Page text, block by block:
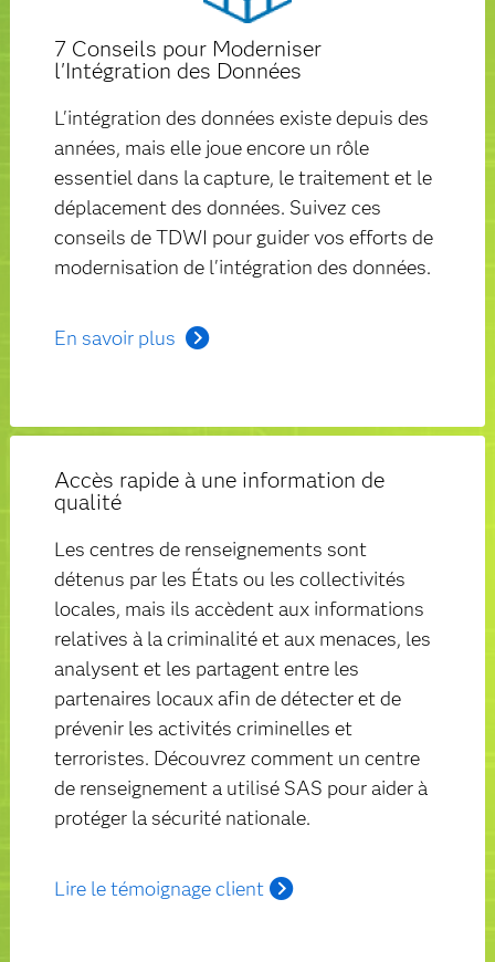
7 Conseils pour Moderniser
l'Intégration des Données
L'intégration des données existe depuis des
années, mais elle joue encore un rôle
essentiel dans la capture, le traitement et le
déplacement des données. Suivez ces
conseils de TDWI pour guider vos efforts de
modernisation de l'intégration des données.
En savoir plus
Accès rapide à une information de
qualité
Les centres de renseignements sont
détenus par les États ou les collectivités
locales, mais ils accèdent aux informations
relatives à la criminalité et aux menaces, les
analysent et les partagent entre les
partenaires locaux afin de détecter et de
prévenir les activités criminelles et
terroristes. Découvrez comment un centre
de renseignement a utilisé SAS pour aider à
protéger la sécurité nationale.
Lire le témoignage client